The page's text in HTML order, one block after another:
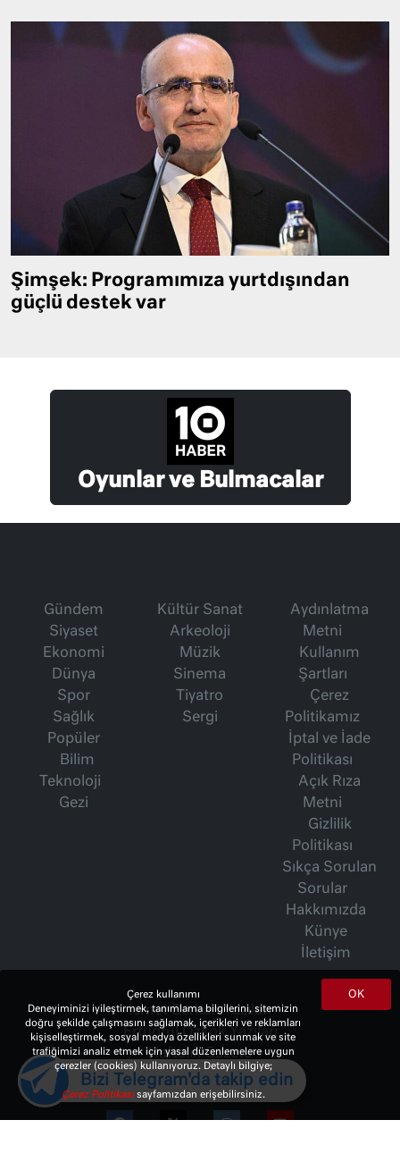
Şimşek: Programımıza yurtdışından
güçlü destek var
Oyunlar ve Bulmacalar
Gündem
Siyaset
Ekonomi
Dünya
Spor
Sağlık
Popüler
Bilim
Teknoloji
Gezi
Kültür Sanat
Arkeoloji
Müzik
Sinema
Tiyatro
Sergi
Aydınlatma
Metni
Kullanım
Şartları
Çerez
Politikamız
İptal ve İade
Politikası
Açık Rıza
Metni
Gizlilik
Politikası
Sıkça Sorulan
Sorular
Hakkımızda
Künye
İletişim
İsmet Berkan Yazıları
Ertuğrul Özkök Yazıları
Haftalık Gazete
OK
Çerez kullanımı
Deneyiminizi iyileştirmek, tanımlama bilgilerini, sitemizin
doğru şekilde çalışmasını sağlamak, içerikleri ve reklamları
kişiselleştirmek, sosyal medya özellikleri sunmak ve site
trafiğimizi analiz etmek için yasal düzenlemelere uygun
çerezler (cookies) kullanıyoruz. Detaylı bilgiye;
Çerez Politikasısayfamızdan erişebilirsiniz.
Bizi Telegram'da takip edin